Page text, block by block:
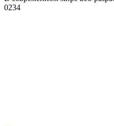
0234